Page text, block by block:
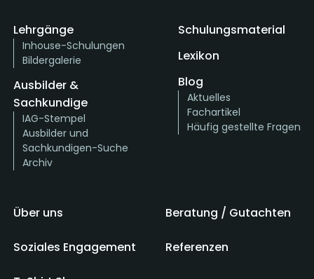
Lehrgänge
Inhouse-Schulungen
Bildergalerie
Ausbilder &
Sachkundige
IAG-Stempel
Ausbilder und
Sachkundigen-Suche
Archiv
Schulungsmaterial
Lexikon
Blog
Aktuelles
Fachartikel
Häufig gestellte Fragen
Über uns Beratung / Gutachten
Soziales Engagement Referenzen